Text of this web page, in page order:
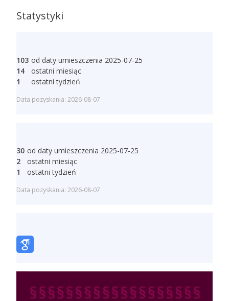
Statystyki
103 od daty umieszczenia 2025-07-25
14
ostatni miesiąc
1
ostatni tydzień
Data pozyskania: 2026-08-07
30 od daty umieszczenia 2025-07-25
2
ostatni miesiąc
1
ostatni tydzień
Data pozyskania: 2026-08-07